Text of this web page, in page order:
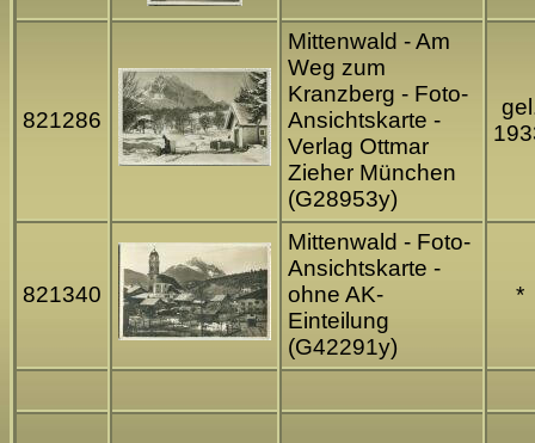
821286
Mittenwald - Am
Weg zum
Kranzberg - Foto-
Ansichtskarte -
Verlag Ottmar
Zieher München
(G28953y)
821340
Mittenwald - Foto-
Ansichtskarte -
ohne AK-
Einteilung
(G42291y)
*